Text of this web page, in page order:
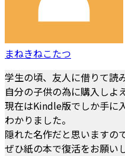
まねきねこたつ
学生の頃、友人に借りて読
自分の子供の為に購入しよ
現在はKindle版でしか手に
わかりました。
隠れた名作だと思いますの
ぜひ紙の本で復活をお願い